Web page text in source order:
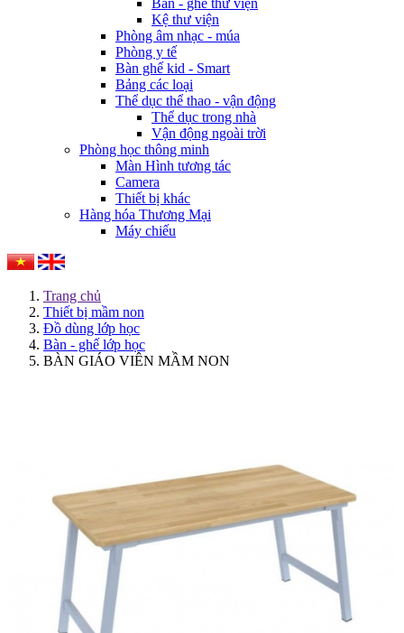
Bàn - ghế thư viện
Kệ thư viện
Phòng âm nhạc - múa
Phòng y tế
Bàn ghế kid - Smart
Bảng các loại
Thể dục thể thao - vận động
Thể dục trong nhà
Vận động ngoài trời
Phòng học thông minh
Màn Hình tương tác
Camera
Thiết bị khác
Hàng hóa Thương Mại
Máy chiếu
Trang chủ
Thiết bị mầm non
Đồ dùng lớp học
Bàn - ghế lớp học
BÀN GIÁO VIÊN MẦM NON